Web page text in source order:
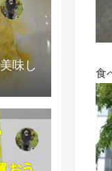
食
味し